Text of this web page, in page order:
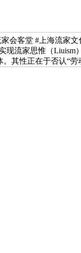
会客堂 #上海流家
流家思惟（
其性正在于否认“